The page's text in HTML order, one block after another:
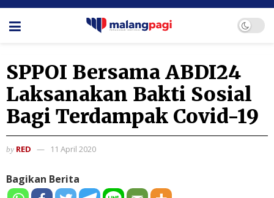
SPPOI Bersama ABDI24
Laksanakan Bakti Sosial
Bagi Terdampak Covid-19
by RED 11 April 2020
Bagikan Berita